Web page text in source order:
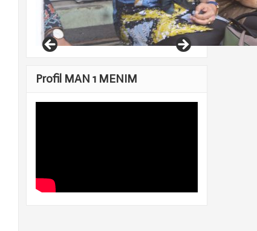
Profil MAN 1 MENIM